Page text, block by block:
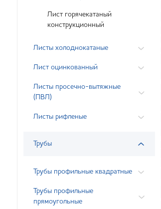
Лист горячекатаный
конструкционный
Листы холоднокатаные
Лист оцинкованный
Листы просечно-вытяжные
(ПВЛ)
Листы рифленые
Трубы
Трубы профильные квадратные
Трубы профильные
прямоугольные